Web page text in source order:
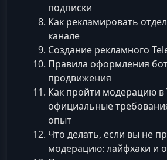
подписки
Как рекламировать
канале
Создание рекламного
Правила оформления
продвижения
Как пройти модерацию в
официальные
опыт
Что делать, если вы не
модерацию: лайфхаки и